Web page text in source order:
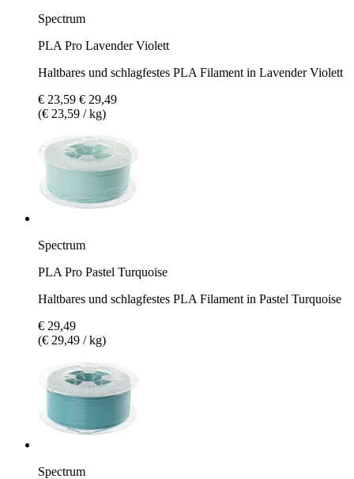
Spectrum
PLA Pro Lavender Violett
Haltbares und schlagfestes PLA Filament in Lavender Violett
€ 23,59 € 29,49
(€ 23,59 / kg)
Spectrum
PLA Pro Pastel Turquoise
Haltbares und schlagfestes PLA Filament in Pastel Turquoise
€ 29,49
(€ 29,49 / kg)
Spectrum